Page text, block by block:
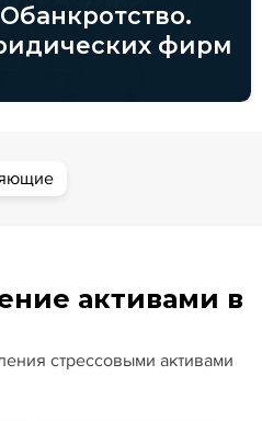
фирм
активами в
стрессовыми активами